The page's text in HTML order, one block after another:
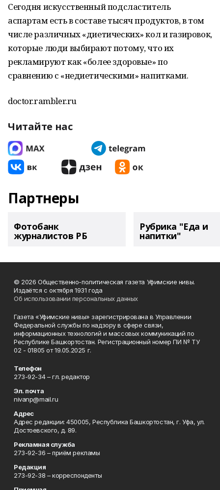
Сегодня искусственный подсластитель
аспартам есть в составе тысяч продуктов, в том
числе различных «диетических» кол и газировок,
которые люди выбирают потому, что их
рекламируют как «более здоровые» по
сравнению с «недиетическими» напитками.
doctor.rambler.ru
Читайте нас
Партнеры
Фотобанк
журналистов РБ
Рубрика "Еда и
напитки"
© 2026 Общественно-политическая газета Уфимские нивы.
Издаётся с октября 1931 года
Об использовании персональных данных
Газета «Уфимские нивы» зарегистрирована в Управлении
Федеральной службы по надзору в сфере связи,
информационных технологий и массовых коммуникаций по
Республике Башкортостан. Регистрационный номер ПИ № ТУ
02 - 01805 от 19.05.2025 г.
Телефон
273-92-34 – гл. редактор
Эл. почта
nivanp@mail.ru
Адрес
Адрес редакции: 450005, Республика Башкортостан, г. Уфа, ул.
Достоевского, д. 89.
Рекламная служба
273-92-36 – приём рекламы
Редакция
273-92-38 – корреспонденты